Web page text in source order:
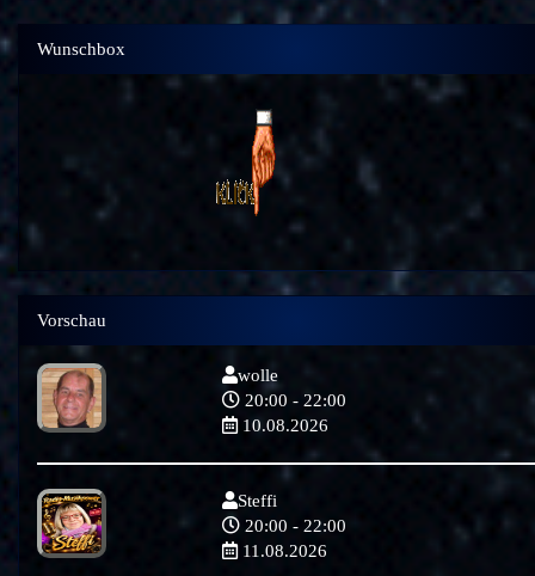
Wunschbox
Vorschau
wolle
20:00 - 22:00
10.08.2026
Steffi
20:00 - 22:00
11.08.2026